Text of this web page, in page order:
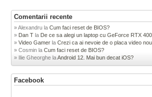
Comentarii recente
Alexandru laCum faci reset de BIOS?
Dan T la De ce sa alegi un laptop cu GeForce RTX
Video Gamer laCrezi ca ai nevoie de o placa video
Cosmin laCum faci reset de BIOS?
Ilie Gheorghe laAndroid 12. Mai bun decat iOS?
Facebook